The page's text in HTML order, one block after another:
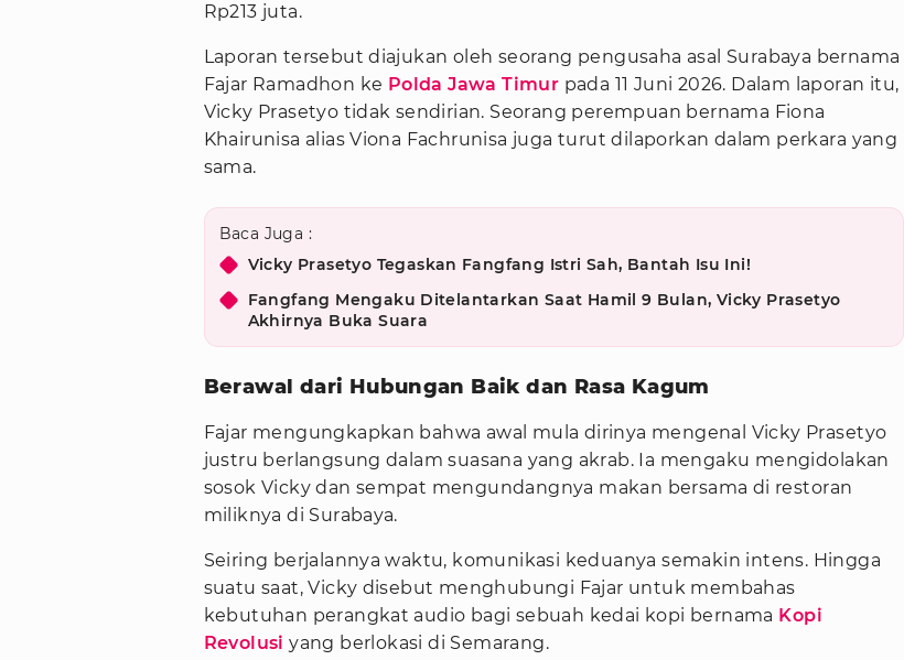
Rp213 juta.
Laporan tersebut diajukan oleh seorang pengusaha asal Surabaya bernama
Fajar Ramadhon ke Polda Jawa Timur pada 11 Juni 2026. Dalam laporan itu,
Vicky Prasetyo tidak sendirian. Seorang perempuan bernama Fiona
Khairunisa alias Viona Fachrunisa juga turut dilaporkan dalam perkara yang
sama.
Baca Juga :
Vicky Prasetyo Tegaskan Fangfang Istri Sah, Bantah Isu Ini!
Fangfang Mengaku Ditelantarkan Saat Hamil 9 Bulan, Vicky Prasetyo
Akhirnya Buka Suara
Berawal dari Hubungan Baik dan Rasa Kagum
Fajar mengungkapkan bahwa awal mula dirinya mengenal Vicky Prasetyo
justru berlangsung dalam suasana yang akrab. Ia mengaku mengidolakan
sosok Vicky dan sempat mengundangnya makan bersama di restoran
miliknya di Surabaya.
Seiring berjalannya waktu, komunikasi keduanya semakin intens. Hingga
suatu saat, Vicky disebut menghubungi Fajar untuk membahas
kebutuhan perangkat audio bagi sebuah kedai kopi bernama Kopi
Revolusi yang berlokasi di Semarang.